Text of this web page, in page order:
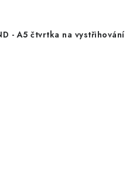
- A5 čtvrtka na vystřihování